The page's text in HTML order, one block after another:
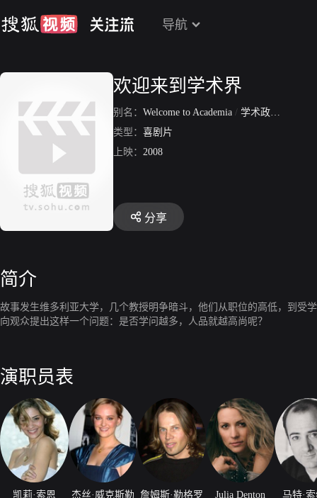
导航
欢迎来到学术界
别名： Welcome to Academia / 学术政治
类型： 喜剧片
上映： 2008
分享
简介
故事发生维多利亚大学，几个教授明争暗斗，他们从职位的高低，到受
向观众提出这样一个问题：是否学问越多，人品就越高尚呢？
演职员表
凯莉·索恩 杰丝·威克斯勒 詹姆斯·勒格罗 Julia Denton 马特·